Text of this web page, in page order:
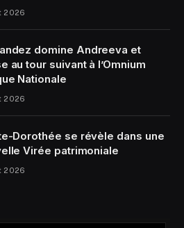
2026
domine Andreeva et
au tour suivant à l’Omnium
Nationale
2026
Dorothée se révèle dans une
Virée patrimoniale
2026